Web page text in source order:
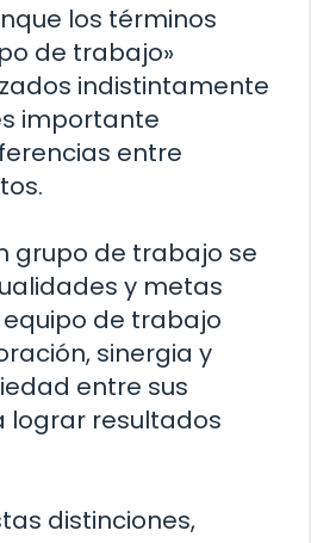
los términos
de trabajo»
indistintamente
importante
entre
grupo de trabajo se
y metas
equipo de trabajo
sinergia y
entre sus
lograr resultados
distinciones,